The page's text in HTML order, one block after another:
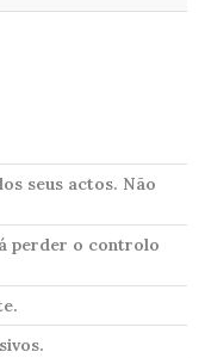
seus actos. Não
perder o controlo